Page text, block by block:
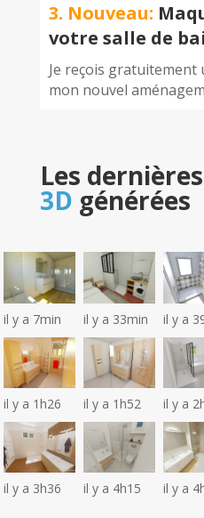
3. Nouveau:
votre salle de
Je reçois gratuitement
mon nouvel
Les dernières
3D générées
il y a 7min il y a 33min il y a
il y a 1h26 il y a 1h52 il y a
il y a 3h36 il y a 4h15 il y a